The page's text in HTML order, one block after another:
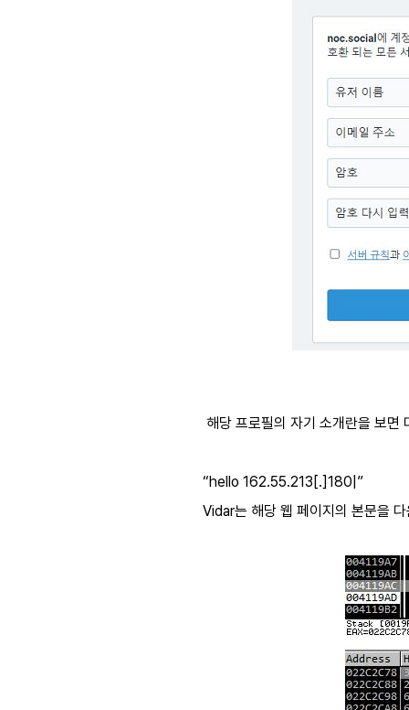
해당 프로필의 자기 소개란을 보
“hello 162.55.213[.]180|”
Vidar는 해당 웹 페이지의 본문을